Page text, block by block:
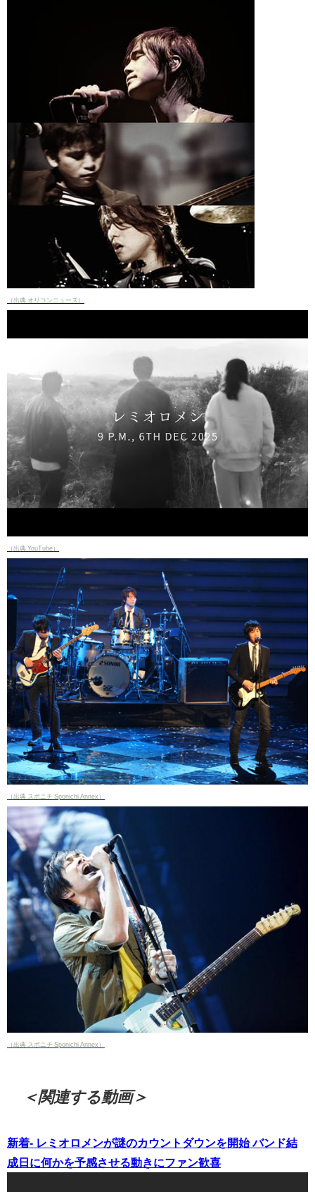
（出典 オリコンニュース）
（出典 YouTube）
（出典 スポニチ Sponichi Annex）
（出典 スポニチ Sponichi Annex）
＜関連する動画＞
新着- レミオロメンが謎のカウントダウンを開始 バンド結
成日に何かを予感させる動きにファン歓喜